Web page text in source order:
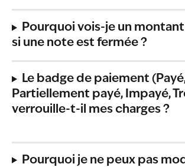
Pourquoi vois-je un
si une note est fermée ?
Le badge de paiement
Partiellement payé, Impayé,
verrouille-t-il mes charges ?
Pourquoi je ne peux pas